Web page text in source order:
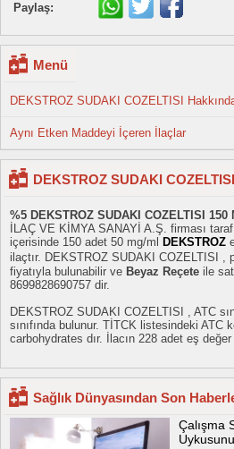
Paylaş:
Menü
DEKSTROZ SUDAKI COZELTISI
Aynı Etken Maddeyi İçeren İlaçlar
DEKSTROZ SUDAKI
%5 DEKSTROZ SUDAKI COZELTISI 150
İLAÇ VE KİMYA SANAYİ A.Ş. firması
içerisinde 150 adet 50 mg/ml
DEKSTROZ
ilaçtır. DEKSTROZ SUDAKI COZELTISI ,
fiyatıyla bulunabilir ve Beyaz Reçete ile
8699828690757 dir.
DEKSTROZ SUDAKI COZELTISI , ATC
sınıfında bulunur. TİTCK listesindeki ATC
carbohydrates dır. İlacın 228 adet eş değer
Sağlık Dünyasından Son
Çalışma